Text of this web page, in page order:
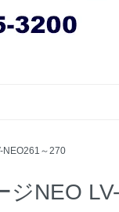
NEO261～270
ジNEO